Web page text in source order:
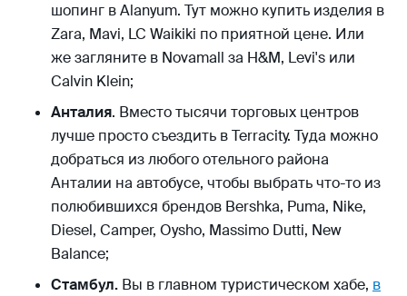
шопинг в Alanyum. Тут можно купить изделия в
Zara, Mavi, LC Waikiki по приятной цене. Или
же загляните в Novamall за H&M, Levi's или
Calvin Klein;
Анталия. Вместо тысячи торговых центров
лучше просто съездить в Terracity. Туда можно
добраться из любого отельного района
Анталии на автобусе, чтобы выбрать что-то из
полюбившихся брендов Bershka, Puma, Nike,
Diesel, Camper, Oysho, Massimo Dutti, New
Balance;
Стамбул. Вы в главном туристическом хабе, в